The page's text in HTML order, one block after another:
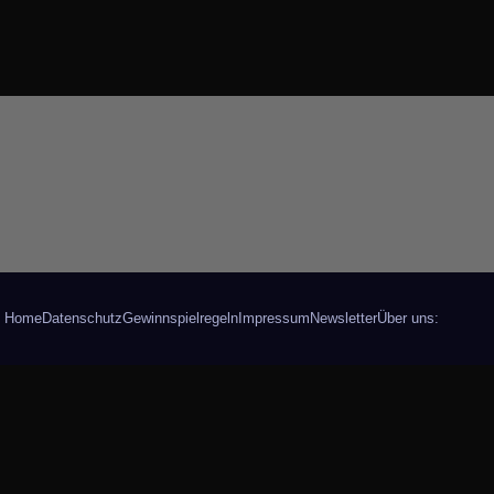
HomeDatenschutzGewinnspielregeln Impressum NewsletterÜber uns: